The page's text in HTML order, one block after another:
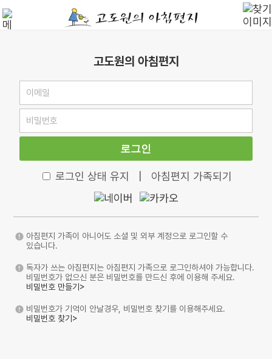
고도원의 아침편지
로그인
로그인 상태 유지 아침편지 가족되기
아침편지 가족이 아니어도 소셜 및 외부 계정으로 로그인할 수
있습니다.
독자가 쓰는 아침편지는 아침편지 가족으로 로그인하셔야 가능합니다.
비밀번호가 없으신 분은 비밀번호를 만드신 후에 이용해 주세요.
비밀번호 만들기>
비밀번호가 기억이 안날경우, 비밀번호 찾기를 이용해주세요.
비밀번호 찾기>